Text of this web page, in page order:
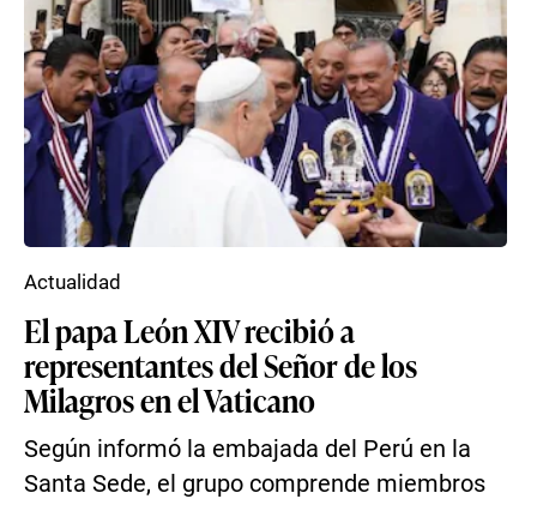
El papa León XIV recibió a
representantes del Señor de los
Milagros en el Vaticano
Según informó la embajada del Perú en la
Santa Sede, el grupo comprende miembros
Actualidad